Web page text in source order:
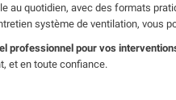
au quotidien, avec des formats
système de ventilation, vous
professionnel pour vos
et en toute confiance.